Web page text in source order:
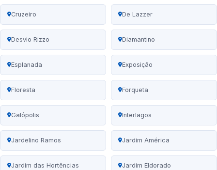
Cruzeiro De Lazzer
Desvio Rizzo Diamantino
Esplanada Exposição
Floresta Forqueta
Galópolis Interlagos
Jardelino Ramos Jardim América
Jardim das Hortências Jardim Eldorado